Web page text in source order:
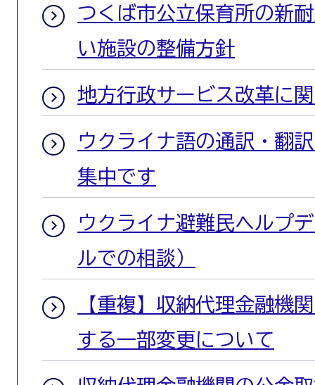
つくば市公立保育所の新
い施設の整備方針
地方行政サービス改革に
ウクライナ語の通訳・翻
集中です
ウクライナ避難民ヘルプ
ルでの相談）
【重複】収納代理金融機
する一部変更について